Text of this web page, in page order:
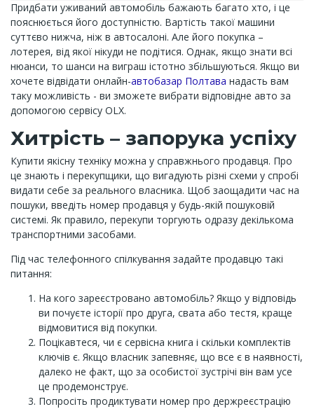
Придбати уживаний автомобіль бажають багато хто, і це
пояснюється його доступністю. Вартість такої машини
суттєво нижча, ніж в автосалоні. Але його покупка –
лотерея, від якої нікуди не подітися. Однак, якщо знати всі
нюанси, то шанси на виграш істотно збільшуються. Якщо ви
хочете відвідати онлайн-автобазар Полтава надасть вам
таку можливість - ви зможете вибрати відповідне авто за
допомогою сервісу OLX.
Хитрість – запорука успіху
Купити якісну техніку можна у справжнього продавця. Про
це знають і перекупщики, що вигадують різні схеми у спробі
видати себе за реального власника. Щоб заощадити час на
пошуки, введіть номер продавця у будь-якій пошуковій
системі. Як правило, перекупи торгують одразу декількома
транспортними засобами.
Під час телефонного спілкування задайте продавцю такі
питання:
На кого зареєстровано автомобіль? Якщо у відповідь
ви почуєте історії про друга, свата або тестя, краще
відмовитися від покупки.
Поцікавтеся, чи є сервісна книга і скільки комплектів
ключів є. Якщо власник запевняє, що все є в наявності,
далеко не факт, що за особистої зустрічі він вам усе
це продемонструє.
Попросіть продиктувати номер про держреєстрацію